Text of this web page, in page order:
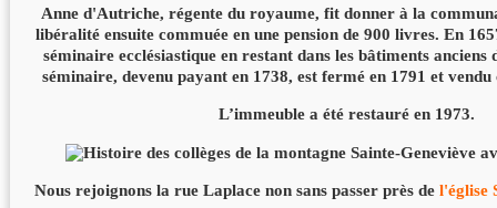
Anne d'Autriche, régente du royaume, fit donner à la
libéralité ensuite commuée en une pension de 900 livres. En
séminaire ecclésiastique en restant dans les bâtiments anciens
séminaire, devenu payant en 1738, est fermé en 1791 et
L’immeuble a été restauré en 1973.
Nous rejoignons la rue Laplace non sans passer près del'église